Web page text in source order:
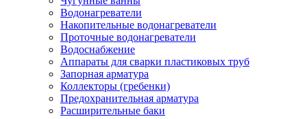
Водонагреватели
Накопительные водонагреватели
Проточные водонагреватели
Водоснабжение
Аппараты для сварки пластиковых труб
Запорная арматура
Коллекторы (гребенки)
Предохранительная арматура
Расширительные баки